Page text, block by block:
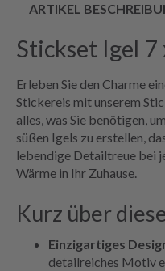
ARTIKEL
Stickset Igel 7
Erleben Sie den Charme
Stickereis mit unserem
alles, was Sie benötigen,
süßen Igels zu erstellen,
lebendige Detailtreue bei
Wärme in Ihr Zuhause.
Kurz über
Einzigartiges
detailreiches Motiv